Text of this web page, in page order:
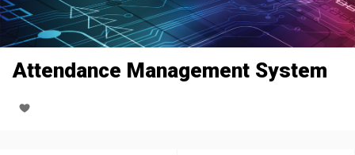
Attendance Management System